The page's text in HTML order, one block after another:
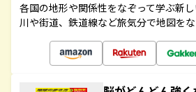
各国の地形や関係性をなぞって学ぶ新し
川や街道、鉄道線など旅気分で地図を